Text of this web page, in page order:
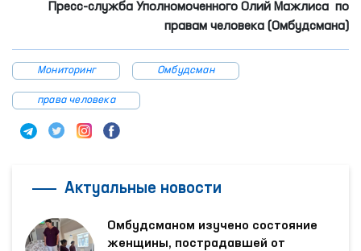
Пресс-служба Уполномоченного Олий Мажлиса по
правам человека (Омбудсмана)
Мониторинг Омбудсман
права человека
Актуальные новости
Омбудсманом изучено состояние
женщины, пострадавшей от